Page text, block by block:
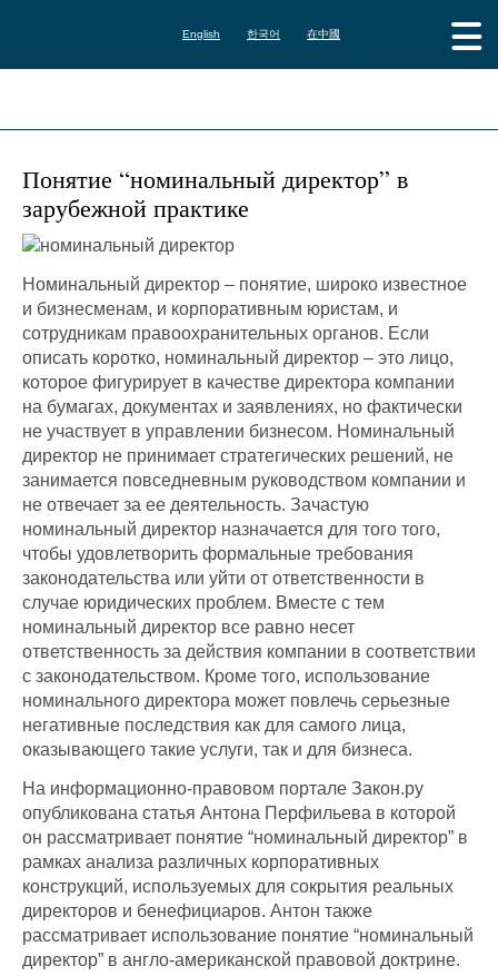
English 한국어 在中國
Понятие “номинальный директор” в
зарубежной практике
Номинальный директор – понятие, широко известное
и бизнесменам, и корпоративным юристам, и
сотрудникам правоохранительных органов. Если
описать коротко, номинальный директор – это лицо,
которое фигурирует в качестве директора компании
на бумагах, документах и заявлениях, но фактически
не участвует в управлении бизнесом. Номинальный
директор не принимает стратегических решений, не
занимается повседневным руководством компании и
не отвечает за ее деятельность. Зачастую
номинальный директор назначается для того того,
чтобы удовлетворить формальные требования
законодательства или уйти от ответственности в
случае юридических проблем. Вместе с тем
номинальный директор все равно несет
ответственность за действия компании в соответствии
с законодательством. Кроме того, использование
номинального директора может повлечь серьезные
негативные последствия как для самого лица,
оказывающего такие услуги, так и для бизнеса.
На информационно-правовом портале Закон.ру
опубликована статья Антона Перфильева в которой
он рассматривает понятие “номинальный директор” в
рамках анализа различных корпоративных
конструкций, используемых для сокрытия реальных
директоров и бенефициаров. Антон также
рассматривает использование понятие “номинальный
директор” в англо-американской правовой доктрине.